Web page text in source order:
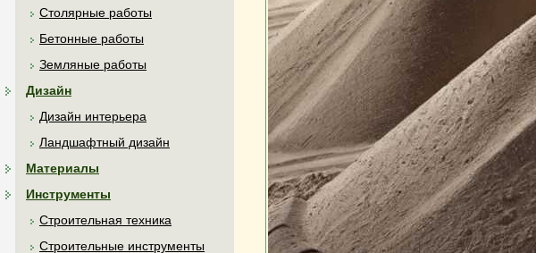
Столярные работы
Бетонные работы
Земляные работы
Дизайн
Дизайн интерьера
Ландшафтный дизайн
Материалы
Инструменты
Строительная техника
Строительные инструменты